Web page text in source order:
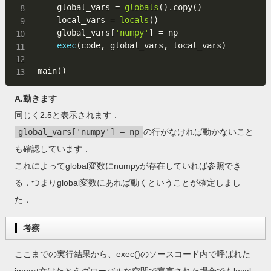
    global_vars
= globals ( ) . copy( )
    local_vars
= locals ( )
    global_vars
[ 'numpy' ] = np
exec(code, global_vars , local_vars)
main( )
A.動きます
同じく2.5と表示されます．
global_vars['numpy'] = np の行がなければ動かないこと
も確認しています．
これによってglobal変数にnumpyが存在していれば参照でき
る．つまりglobal変数にあれば動くということが確定しまし
た．
考察
ここまでの実行結果から、exec()のソースコード内で呼ばれた